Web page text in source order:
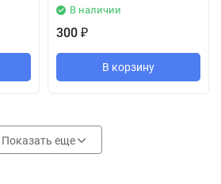
В наличии
300 ₽
В корзину
Показать еще